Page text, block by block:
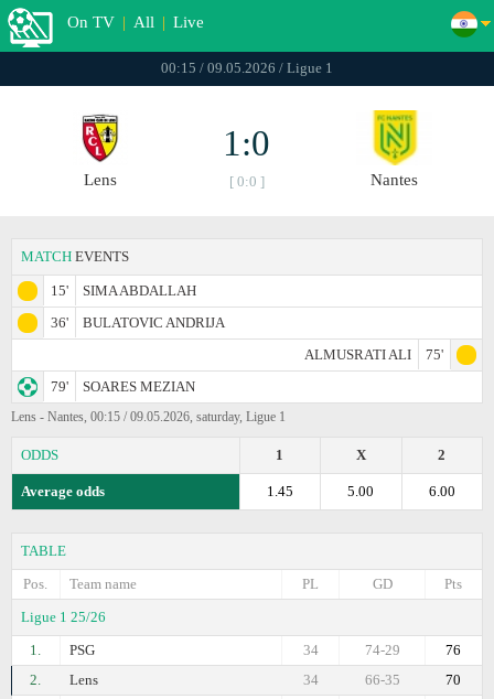
On TV | All | Live
00:15 / 09.05.2026 / Ligue 1
Lens
1:0
[ 0:0 ] Nantes
MATCH EVENTS
15'
SIMA ABDALLAH
36'
BULATOVIC ANDRIJA
ALMUSRATI ALI
75'
79'
SOARES MEZIAN
Lens - Nantes, 00:15 / 09.05.2026, saturday, Ligue 1
ODDS 2
X
1
Average odds 6.00
5.00
1.45
TABLE
Pos.
Team name Pts
GD
PL
Ligue 1 25/26
1.
PSG 76
74-29
34
2.
Lens 70
66-35
34